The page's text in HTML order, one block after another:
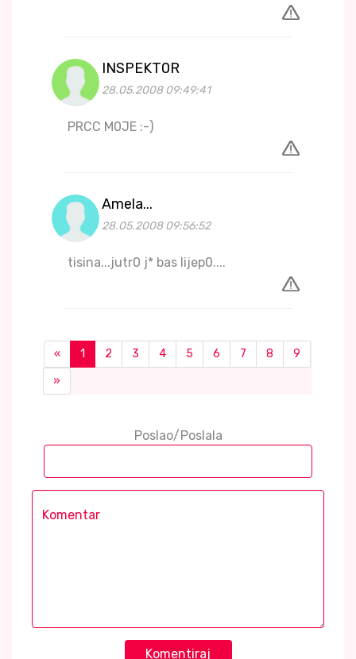
INSPEKT0R
28.05.2008 09:49:41
PRCC M0JE :-)
Amela...
28.05.2008 09:56:52
tisina...jutr0 j* bas lijep0....
« 1 2 3 4 5 6 7 8
9
»
Poslao/Poslala
Komentiraj